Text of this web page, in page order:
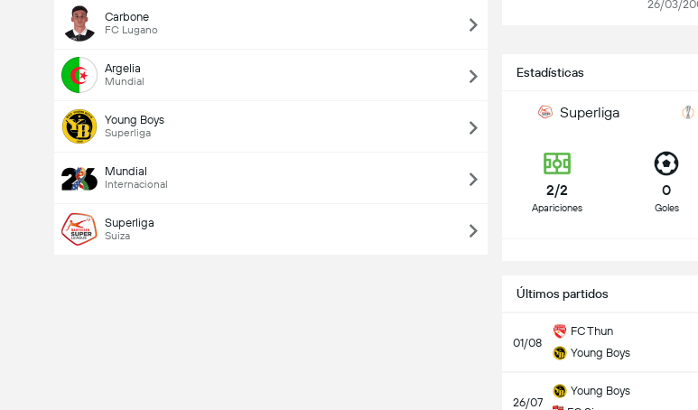
Carbone
FC Lugano
Argelia
Mundial
Young Boys
Superliga
Mundial
Internacional
Superliga
Suiza
26/03/
Estadísticas
Superliga
2/2
Apariciones
0
Goles
Últimos partidos
01/08
FC Thun
Young Boys
26/07
Young Boys